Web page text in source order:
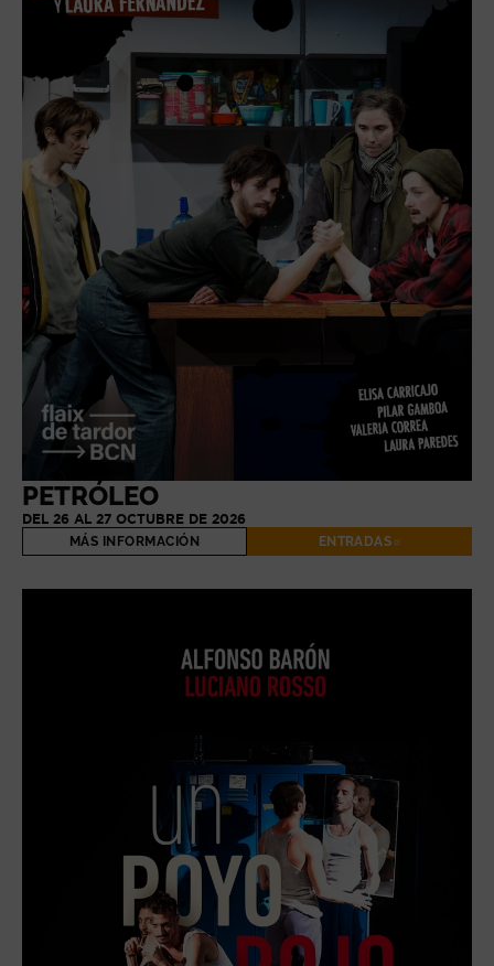
PETRÓLEO
DEL 26 AL 27 OCTUBRE DE 2026
MÁS INFORMACIÓN ENTRADAS